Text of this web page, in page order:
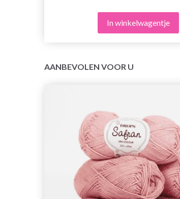
In winkelwagentje
AANBEVOLEN VOOR U